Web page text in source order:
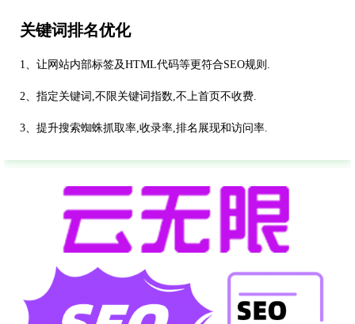
关键词排名优化
1、让网站内部标签及HTML代码等更符合SEO规则.
2、指定关键词,不限关键词指数,不上首页不收费.
3、提升搜索蜘蛛抓取率,收录率,排名展现和访问率.